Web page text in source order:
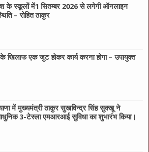
के स्कूलों में1 सितम्बर 2026 से लगेगी ऑनलाइन
– रोहित ठाकुर
खिलाफ एक जुट होकर कार्य करना होगा – उपायुक्त
में मुख्यमंत्री ठाकुर सुखविन्द्र सिंह सुक्खू ने
3-टेस्ला एमआरआई सुविधा का शुभारंभ किया।